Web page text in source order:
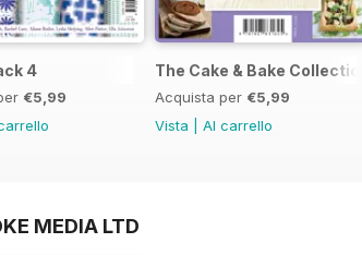
4
€5,99
The Cake & Bake Collection
Acquista per €5,99
Vista
Al carrello
MEDIA LTD